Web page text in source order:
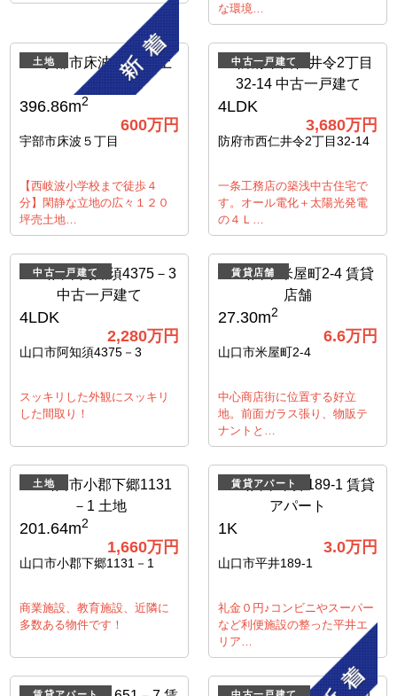
な環境…
土地
396.86m2
600万円
宇部市床波５丁目
【西岐波小学校まで徒歩４
分】閑静な立地の広々１２０
坪売土地…
中古一戸建て
4LDK
3,680万円
防府市西仁井令2丁目32-14
一条工務店の築浅中古住宅で
す。オール電化＋太陽光発電
の４Ｌ…
中古一戸建て
4LDK
2,280万円
山口市阿知須4375－3
スッキリした外観にスッキリ
した間取り！
賃貸店舗
27.30m2
6.6万円
山口市米屋町2-4
中心商店街に位置する好立
地。前面ガラス張り、物販テ
ナントと…
土地
201.64m2
1,660万円
山口市小郡下郷1131－1
商業施設、教育施設、近隣に
多数ある物件です！
賃貸アパート
1K
3.0万円
山口市平井189-1
礼金０円♪コンビニやスーパー
など利便施設の整った平井エ
リア…